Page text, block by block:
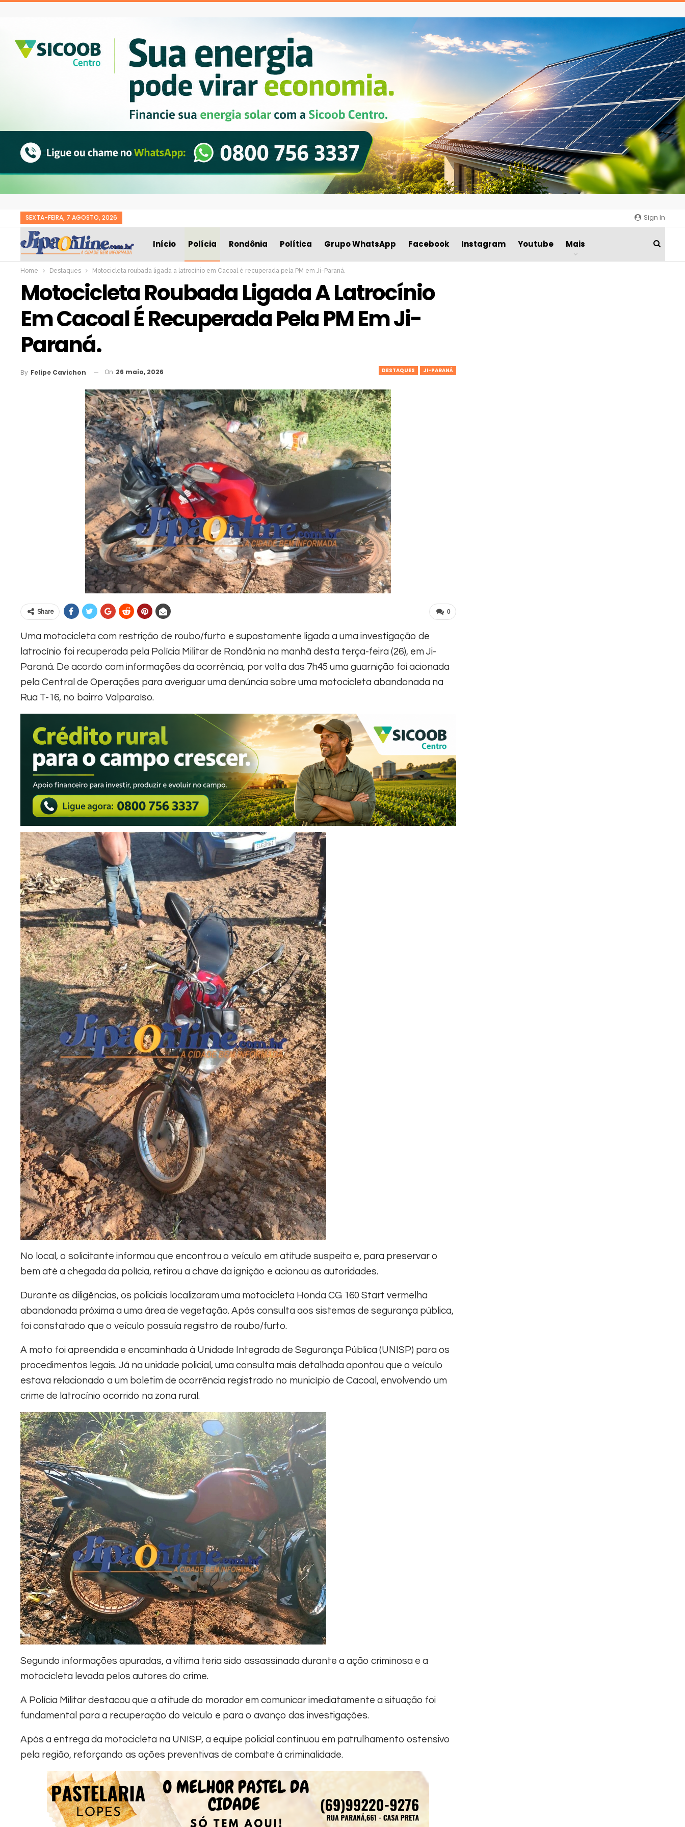
Sign In
SEXTA-FEIRA, 7 AGOSTO, 2026
Início Polícia Rondônia Política Grupo WhatsApp Facebook Instagram Youtube Mais
Home Destaques Motocicleta roubada ligada a latrocínio em Cacoal é recuperada pela PM em Ji-Paraná.
Motocicleta Roubada Ligada A Latrocínio
Em Cacoal É Recuperada Pela PM Em Ji-
Paraná.
DESTAQUES JI-PARANÁ
By Felipe Cavichon On 26 maio, 2026
0
Share
Uma motocicleta com restrição de roubo/furto e supostamente ligada a uma investigação de
latrocínio foi recuperada pela Polícia Militar de Rondônia na manhã desta terça-feira (26), em Ji-
Paraná. De acordo com informações da ocorrência, por volta das 7h45 uma guarnição foi acionada
pela Central de Operações para averiguar uma denúncia sobre uma motocicleta abandonada na
Rua T-16, no bairro Valparaíso.
No local, o solicitante informou que encontrou o veículo em atitude suspeita e, para preservar o
bem até a chegada da polícia, retirou a chave da ignição e acionou as autoridades.
Durante as diligências, os policiais localizaram uma motocicleta Honda CG 160 Start vermelha
abandonada próxima a uma área de vegetação. Após consulta aos sistemas de segurança pública,
foi constatado que o veículo possuía registro de roubo/furto.
A moto foi apreendida e encaminhada à Unidade Integrada de Segurança Pública (UNISP) para os
procedimentos legais. Já na unidade policial, uma consulta mais detalhada apontou que o veículo
estava relacionado a um boletim de ocorrência registrado no município de Cacoal, envolvendo um
crime de latrocínio ocorrido na zona rural.
Segundo informações apuradas, a vítima teria sido assassinada durante a ação criminosa e a
motocicleta levada pelos autores do crime.
A Polícia Militar destacou que a atitude do morador em comunicar imediatamente a situação foi
fundamental para a recuperação do veículo e para o avanço das investigações.
Após a entrega da motocicleta na UNISP, a equipe policial continuou em patrulhamento ostensivo
pela região, reforçando as ações preventivas de combate à criminalidade.